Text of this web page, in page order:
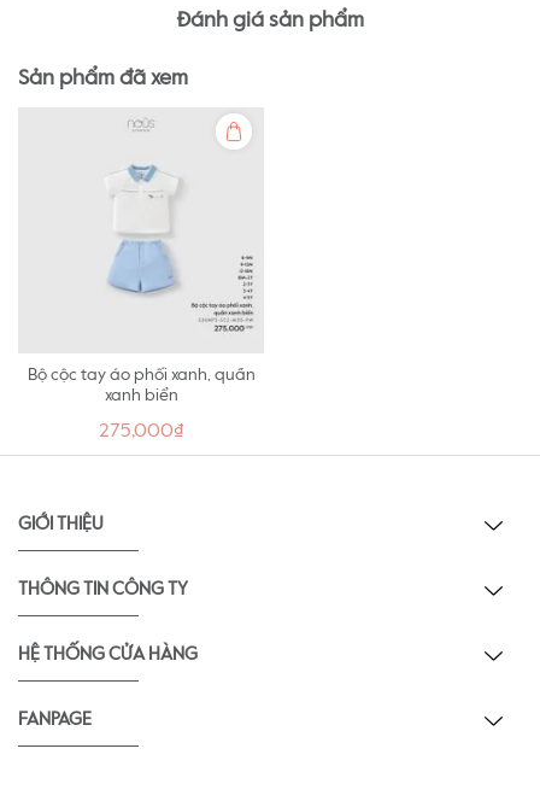
Đánh giá sản phẩm
Sản phẩm đã xem
Bộ cộc tay áo phối xanh, quần
xanh biển
275,000₫
GIỚI THIỆU
THÔNG TIN CÔNG TY
HỆ THỐNG CỬA HÀNG
FANPAGE